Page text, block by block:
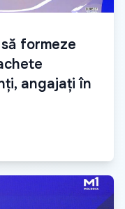
formeze
angajați în